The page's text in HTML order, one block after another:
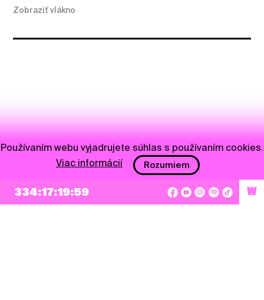
Zobraziť vlákno
334:17:19:59 W
Používaním webu vyjadrujete súhlas s používaním cookies.
Viac informácií
Rozumiem